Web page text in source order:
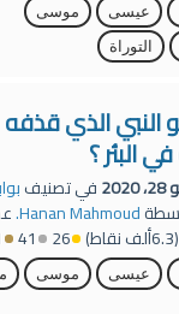
عيسى
موسى
التوراة
الذي قذفه
البئر ؟
في تصنيف
Hanan Mahmoud.
(6.3ألف نقاط) 26
41
عيسى موسى